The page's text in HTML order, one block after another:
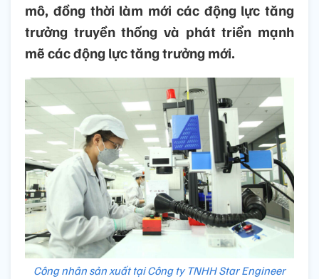
mô, đồng thời làm mới các động lực tăng
trưởng truyền thống và phát triển mạnh
mẽ các động lực tăng trưởng mới.
Công nhân sản xuất tại Công ty TNHH Star Engineer